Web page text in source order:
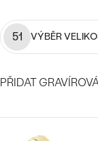
DLE MATERIÁLU
ZLATO
S
S
S LAB-
S PERLAMI
DLE CENY
CENOVĚ
LUXUSNÍ
CENOVĚ
51 VÝBĚR
PŘIDAT